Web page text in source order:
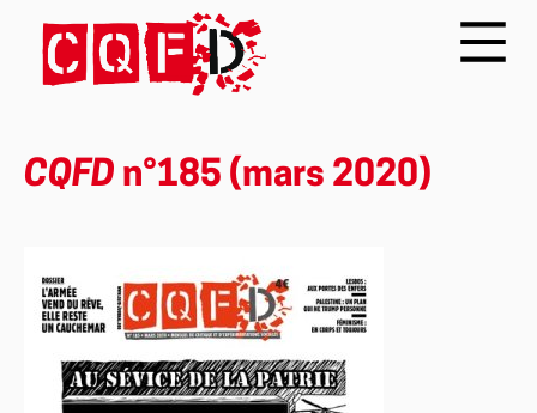
CQFD n°185 (mars 2020)